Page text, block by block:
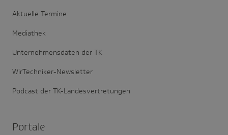
Aktuelle Termine
Mediathek
Unternehmensdaten der TK
WirTechniker-Newsletter
Podcast der TK-Landesvertretungen
Portale